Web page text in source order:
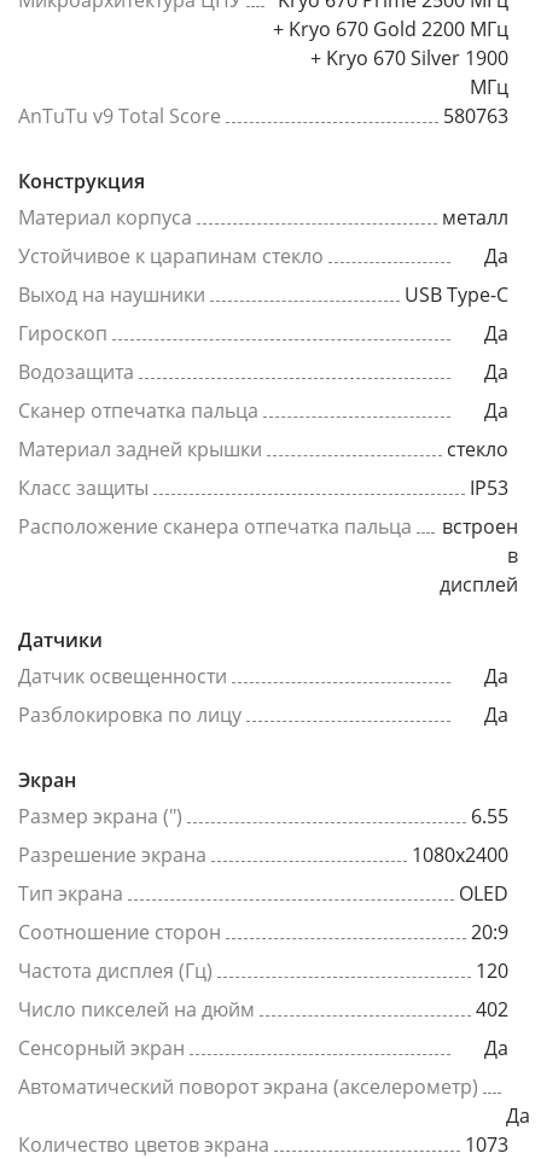
+ Kryo 670 Gold 2200 МГц
+ Kryo 670 Silver 1900
МГц
AnTuTu v9 Total Score
580763
Конструкция
Материал корпуса
металл
Устойчивое к царапинам стекло
Да
Выход на наушники
USB Type-C
Гироскоп
Да
Водозащита
Да
Сканер отпечатка пальца
Да
Материал задней крышки
стекло
Класс защиты
IP53
Расположение сканера отпечатка пальца
встроен
в
дисплей
Датчики
Датчик освещенности
Да
Разблокировка по лицу
Да
Экран
Размер экрана (")
6.55
Разрешение экрана
1080x2400
Тип экрана
OLED
Соотношение сторон
20:9
Частота дисплея (Гц)
120
Число пикселей на дюйм
402
Сенсорный экран
Да
Автоматический поворот экрана (акселерометр)
Да
Количество цветов экрана
1073